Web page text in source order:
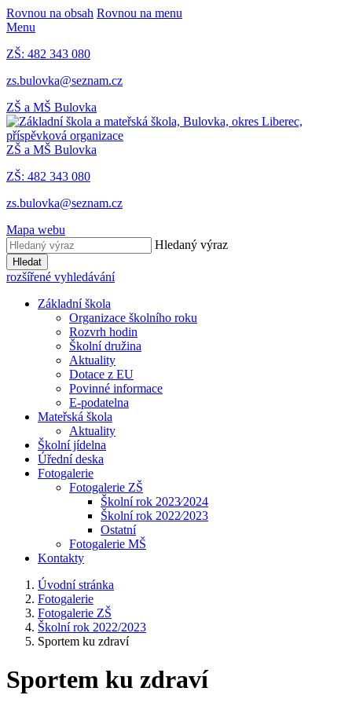
Rovnou na obsah Rovnou na menu
Menu
ZŠ: 482 343 080
zs.bulovka@seznam.cz
ZŠ a MŠ Bulovka
ZŠ a MŠ Bulovka
ZŠ: 482 343 080
zs.bulovka@seznam.cz
Mapa webu
Hledaný výraz
Hledat
rozšířené vyhledávání
Základní škola
Organizace školního roku
Rozvrh hodin
Školní družina
Aktuality
Dotace z EU
Povinné informace
E-podatelna
Mateřská škola
Aktuality
Školní jídelna
Úřední deska
Fotogalerie
Fotogalerie ZŠ
Školní rok 2023⁄2024
Školní rok 2022⁄2023
Ostatní
Fotogalerie MŠ
Kontakty
Úvodní stránka
Fotogalerie
Fotogalerie ZŠ
Školní rok 2022/2023
Sportem ku zdraví
Sportem ku zdraví